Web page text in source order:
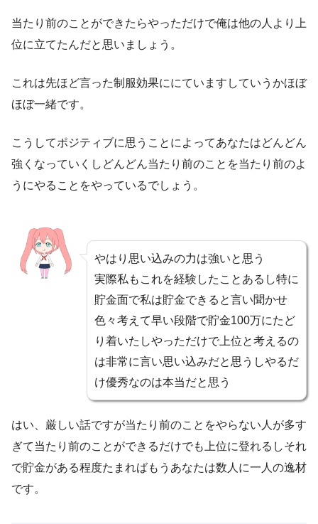
当たり前のことができたらやっただけで俺は他の人より上
位に立てたんだと思いましょう。
これは先ほど言った制服効果ににていますしていうかほぼ
ほぼ一緒です。
こうしてポジティブに思うことによってあなたはどんどん
強くなっていくしどんどん当たり前のことを当たり前のよ
うにやることをやっているでしょう。
やはり思い込みの力は強いと思う
実際私もこれを経験したことあるし特に
貯金面で私は貯金できると言い聞かせ
色々考えて早い段階で貯金100万にたど
り着いたしやっただけで上位と考えるの
は非常に言い思い込みだと思うしやるだ
け優秀なのは本当だと思う
はい、厳しい話ですが当たり前のことをやらない人が多す
ぎて当たり前のことができるだけでも上位に登れるしそれ
で貯金がある程度たまればもうあなたは数人に一人の逸材
です。